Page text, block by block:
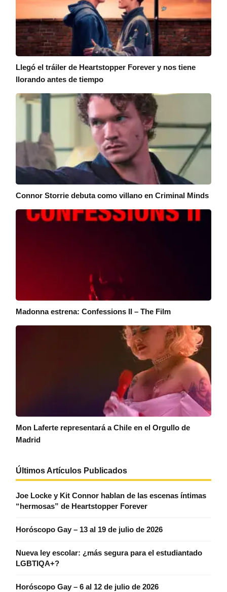
Llegó el tráiler de Heartstopper Forever y nos tiene
llorando antes de tiempo
Connor Storrie debuta como villano en Criminal Minds
Madonna estrena: Confessions II – The Film
Mon Laferte representará a Chile en el Orgullo de
Madrid
Últimos Artículos Publicados
Joe Locke y Kit Connor hablan de las escenas íntimas
“hermosas” de Heartstopper Forever
Horóscopo Gay – 13 al 19 de julio de 2026
Nueva ley escolar: ¿más segura para el estudiantado
LGBTIQA+?
Horóscopo Gay – 6 al 12 de julio de 2026